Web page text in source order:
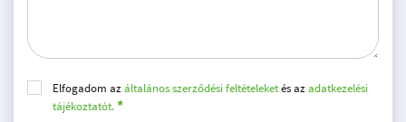
Elfogadom azáltalános szerződési feltételeketés azadatkezelési
tájékoztatót.